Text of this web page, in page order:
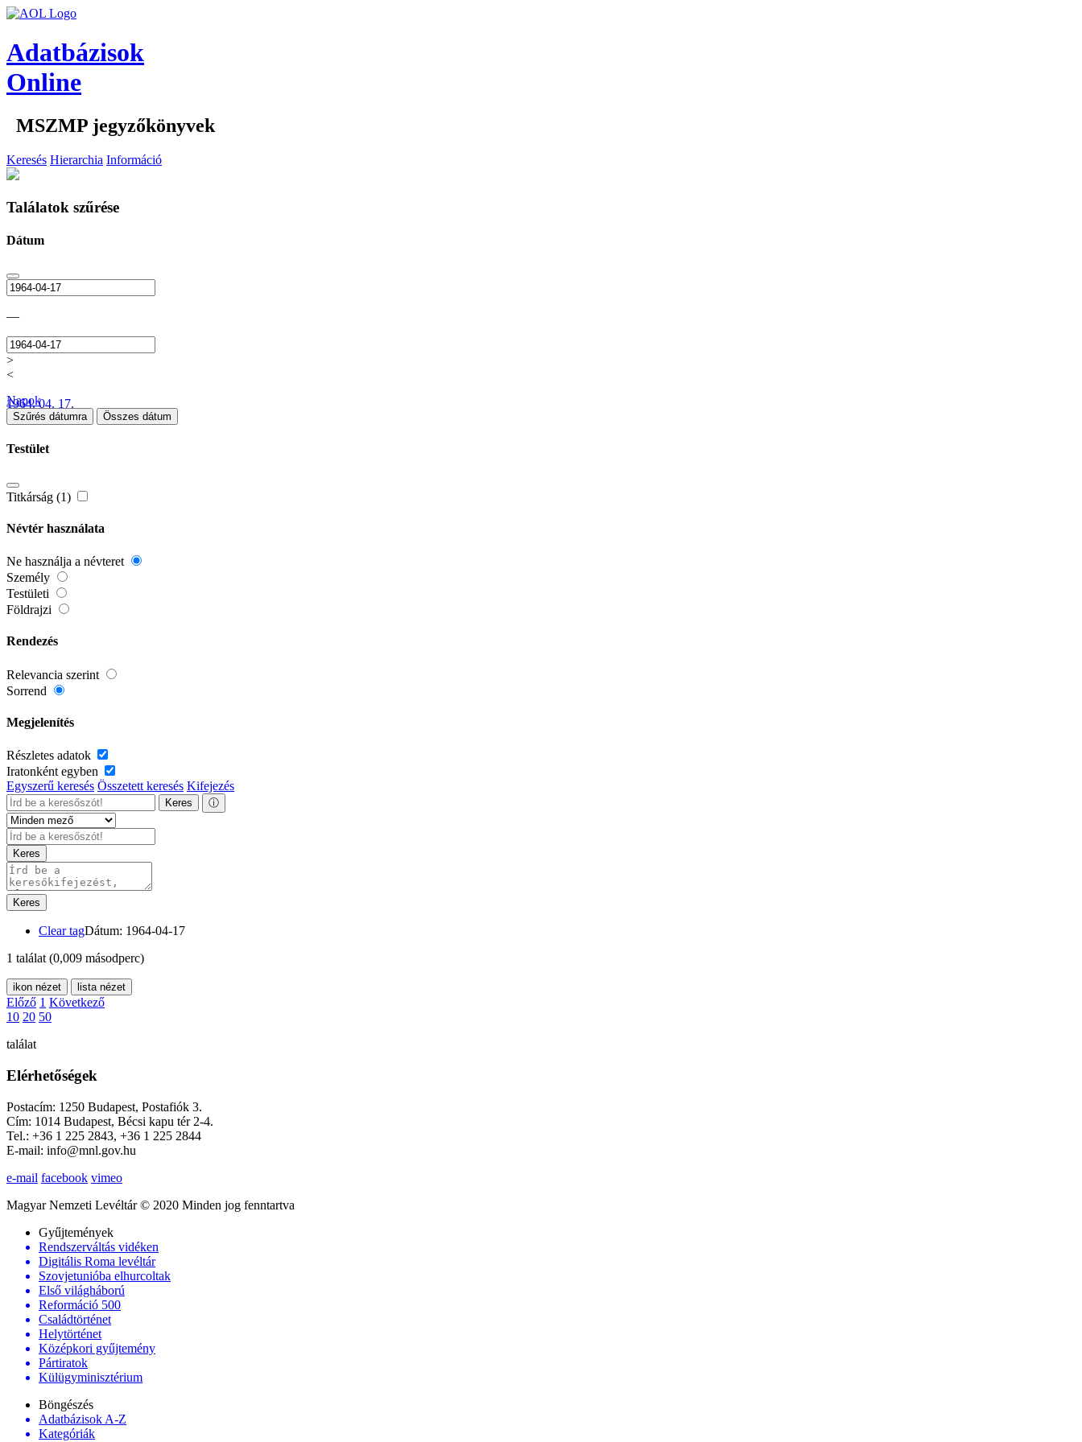
Adatbázisok
Online
MSZMP jegyzőkönyvek
Keresés Hierarchia Információ
Találatok szűrése
Dátum
—
>
<
1964. 04. 17.
Napok
Szűrés dátumra Összes dátum
Testület
Titkárság (1)
Névtér használata
Ne használja a névteret
Személy
Testületi
Földrajzi
Rendezés
Relevancia szerint
Sorrend
Megjelenítés
Részletes adatok
Iratonként egyben
Egyszerű keresés Összetett keresés Kifejezés
Keres ⓘ
Keres
Keres
Clear tagDátum: 1964-04-17
1 találat (0,009 másodperc)
ikon nézet lista nézet
Előző 1 Következő
10 20 50
találat
Elérhetőségek
Postacím: 1250 Budapest, Postafiók 3.
Cím: 1014 Budapest, Bécsi kapu tér 2-4.
Tel.: +36 1 225 2843, +36 1 225 2844
E-mail: info@mnl.gov.hu
e-mail facebook vimeo
Magyar Nemzeti Levéltár © 2020 Minden jog fenntartva
Gyűjtemények
Rendszerváltás vidéken
Digitális Roma levéltár
Szovjetunióba elhurcoltak
Első világháború
Reformáció 500
Családtörténet
Helytörténet
Középkori gyűjtemény
Pártiratok
Külügyminisztérium
Böngészés
Adatbázisok A-Z
Kategóriák